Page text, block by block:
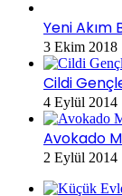
Yeni Akım
3 Ekim 2018
Cildi
4 Eylül 2014
Avokado
2 Eylül 2014